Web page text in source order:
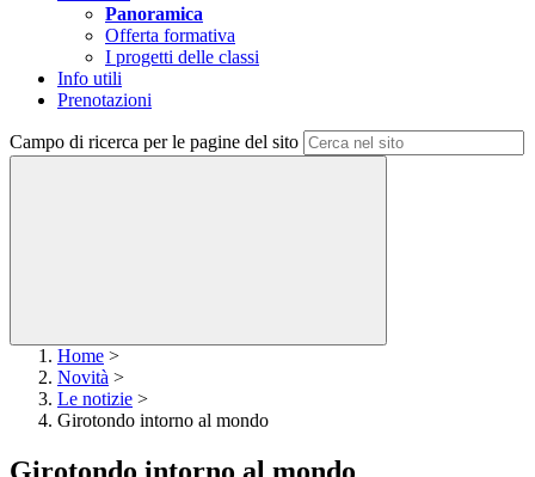
Panoramica
Offerta formativa
I progetti delle classi
Info utili
Prenotazioni
Campo di ricerca per le pagine del sito
Home >
Novità >
Le notizie >
Girotondo intorno al mondo